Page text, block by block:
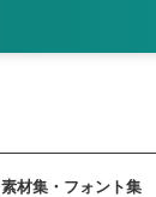
素材集・フォント集